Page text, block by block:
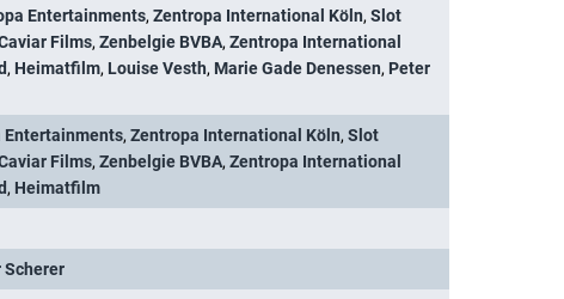
Entertainments, Zentropa International Köln, Slot
Films, Zenbelgie BVBA, Zentropa International
, Heimatfilm, Louise Vesth, Marie Gade Denessen, Peter
Entertainments, Zentropa International Köln, Slot
Films, Zenbelgie BVBA, Zentropa International
, Heimatfilm
Scherer